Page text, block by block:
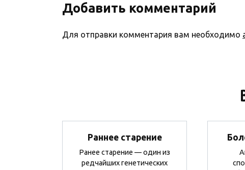
Добавить комментарий
Для отправки комментария вам необходимо
Раннее старение
Ранее старение — один из
редчайших генетических